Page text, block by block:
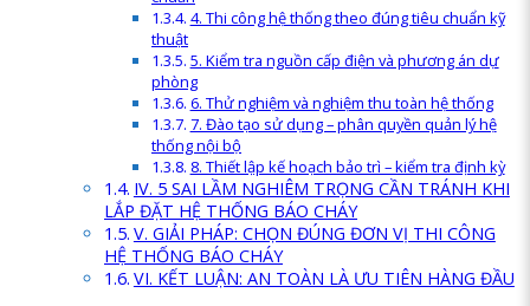
4. Thi công hệ thống theo đúng tiêu chuẩn kỹ
thuật
5. Kiểm tra nguồn cấp điện và phương án dự
phòng
6. Thử nghiệm và nghiệm thu toàn hệ thống
7. Đào tạo sử dụng – phân quyền quản lý hệ
thống nội bộ
8. Thiết lập kế hoạch bảo trì – kiểm tra định kỳ
IV. 5 SAI LẦM NGHIÊM TRỌNG CẦN TRÁNH KHI
LẮP ĐẶT HỆ THỐNG BÁO CHÁY
V. GIẢI PHÁP: CHỌN ĐÚNG ĐƠN VỊ THI CÔNG
HỆ THỐNG BÁO CHÁY
VI. KẾT LUẬN: AN TOÀN LÀ ƯU TIÊN HÀNG ĐẦU